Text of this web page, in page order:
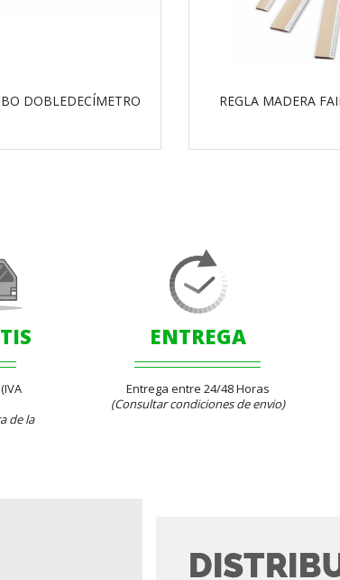
DOBLEDECÍMETRO REGLA MADERA
de la
ENTREGA
Entrega entre 24/48 Horas
(Consultar condiciones de envio)